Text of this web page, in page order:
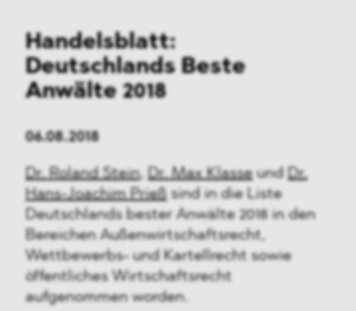
Handelsblatt:
Deutschlands Beste
Anwälte 2018
06.08.2018
Dr. Roland Stein, Dr. Max Klasseund Dr.
Hans-Joachim Prießsind in die Liste
Deutschlands bester Anwälte 2018 in den
Bereichen Außenwirtschaftsrecht,
Wettbewerbs- und Kartellrecht sowie
öffentliches Wirtschaftsrecht
aufgenommen worden.